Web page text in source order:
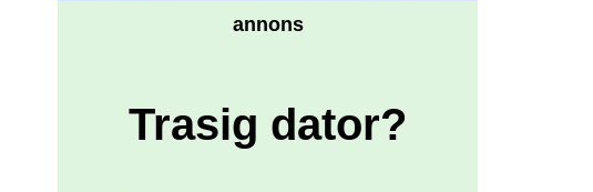
annons
Trasig dator?